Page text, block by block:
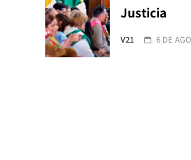
Justicia
V21 6 DE